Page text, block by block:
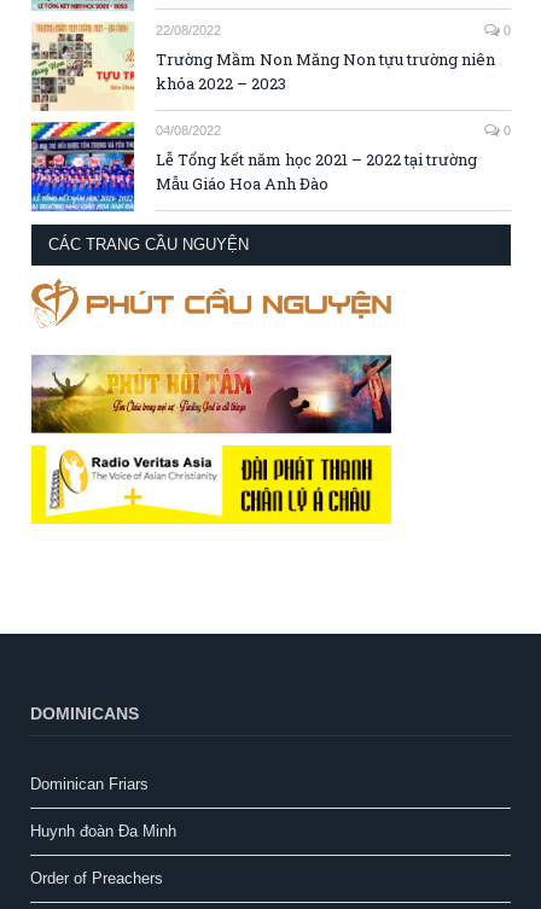
22/08/2022 0
Trường Mầm Non Măng Non tựu trường niên
khóa 2022 – 2023
04/08/2022 0
Lễ Tổng kết năm học 2021 – 2022 tại trường
Mẫu Giáo Hoa Anh Đào
CÁC TRANG CẦU NGUYỆN
DOMINICANS
Dominican Friars
Huynh đoàn Đa Minh
Order of Preachers